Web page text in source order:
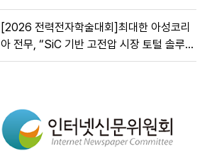
네트웍스 OT 보안의 실제
[2026 전력전자학술대회]최대한 아성코리
아 전무, “SiC 기반 고전압 시장 토털 솔루션
제공”